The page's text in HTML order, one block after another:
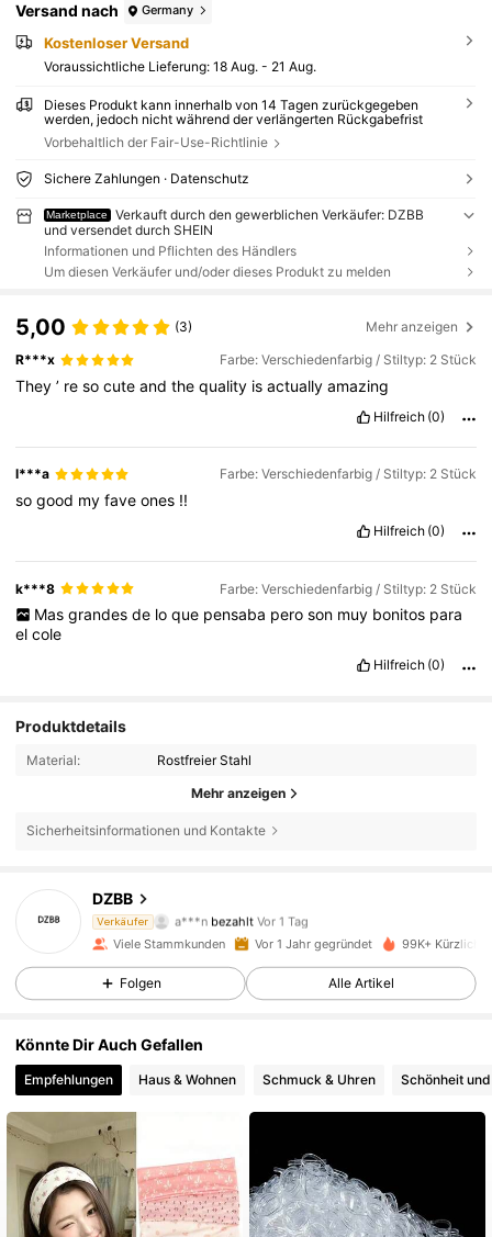
Versand nach Germany
Kostenloser Versand
Voraussichtliche Lieferung: 18 Aug. - 21 Aug.
Dieses Produkt kann innerhalb von 14 Tagen zurückgegeben
werden, jedoch nicht während der verlängerten Rückgabefrist
Vorbehaltlich der Fair-Use-Richtlinie
Sichere Zahlungen · Datenschutz
Marketplace
Verkauft durch den gewerblichen Verkäufer: DZBB
und versendet durch SHEIN
Informationen und Pflichten des Händlers
Um diesen Verkäufer und/oder dieses Produkt zu melden
5,00 (3) Mehr anzeigen
R***x Farbe: Verschiedenfarbig / Stiltyp: 2 Stück
They’ resocuteandthequality isactuallyamazing
Hilfreich (0)
l***a Farbe: Verschiedenfarbig / Stiltyp: 2 Stück
sogood myfaveones !!
Hilfreich (0)
k***8 Farbe: Verschiedenfarbig / Stiltyp: 2 Stück
Mas grandes de lo que pensaba pero son muy bonitos para
elcole
Hilfreich (0)
Produktdetails
Material: Rostfreier Stahl
Mehr anzeigen
Sicherheitsinformationen und Kontakte
DZBB
Verkäufer
a***n bezahlt Vor 1 Tag
6K Follower
4,95
4,95 6K Follower
Viele Stammkunden Vor 1 Jahr gegründet 99K+ Kürzlich
Folgen Alle Artikel
Könnte Dir Auch Gefallen
Empfehlungen Haus & Wohnen Schmuck & Uhren Schönheit